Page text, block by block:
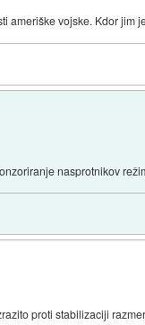
ameriške vojske. Kdor jim
nasprotnikov
proti stabilizaciji